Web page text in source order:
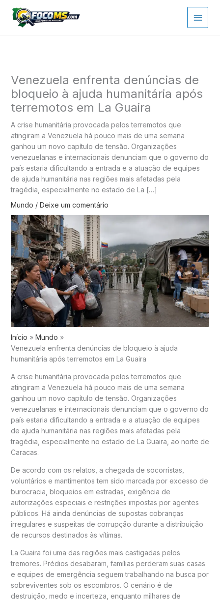
para
Venezuela enfrenta denúncias de
bloqueio à ajuda humanitária após
terremotos em La Guaira
A crise humanitária provocada pelos terremotos que
atingiram a Venezuela há pouco mais de uma semana
ganhou um novo capítulo de tensão. Organizações
venezuelanas e internacionais denunciam que o governo do
país estaria dificultando a entrada e a atuação de equipes
de ajuda humanitária nas regiões mais afetadas pela
tragédia, especialmente no estado de La […]
Mundo / Deixe um comentário
Início
Mundo
Venezuela enfrenta denúncias de bloqueio à ajuda
humanitária após terremotos em La Guaira
A crise humanitária provocada pelos terremotos que
atingiram a Venezuela há pouco mais de uma semana
ganhou um novo capítulo de tensão. Organizações
venezuelanas e internacionais denunciam que o governo do
país estaria dificultando a entrada e a atuação de equipes
de ajuda humanitária nas regiões mais afetadas pela
tragédia, especialmente no estado de La Guaira, ao norte de
Caracas.
De acordo com os relatos, a chegada de socorristas,
voluntários e mantimentos tem sido marcada por excesso de
burocracia, bloqueios em estradas, exigência de
autorizações especiais e restrições impostas por agentes
públicos. Há ainda denúncias de supostas cobranças
irregulares e suspeitas de corrupção durante a distribuição
de recursos destinados às vítimas.
La Guaira foi uma das regiões mais castigadas pelos
tremores. Prédios desabaram, famílias perderam suas casas
e equipes de emergência seguem trabalhando na busca por
sobreviventes sob os escombros. O cenário é de
destruição, medo e incerteza, enquanto milhares de